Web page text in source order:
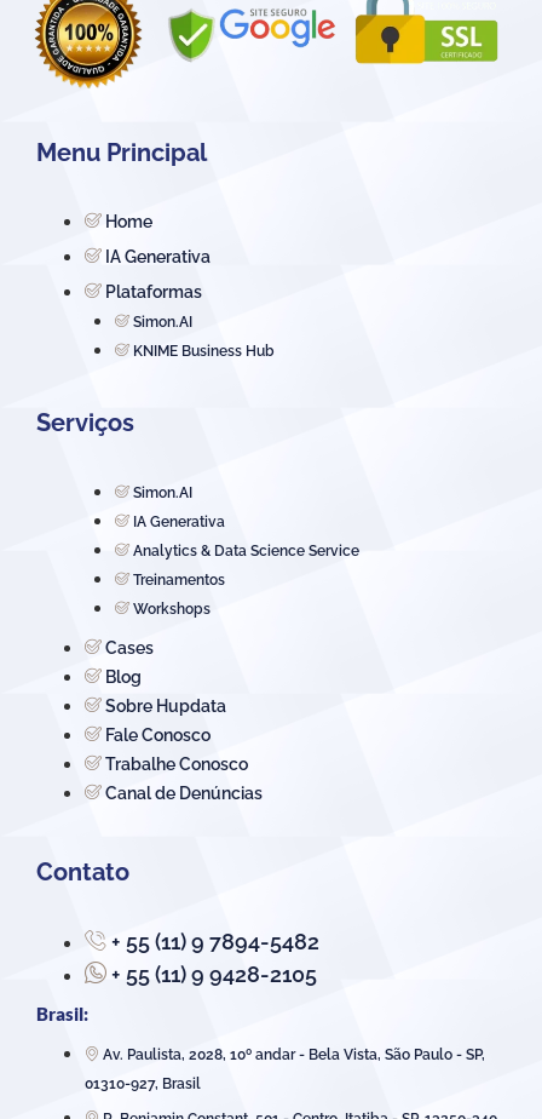
Menu Principal
Home
IA Generativa
Plataformas
Simon.AI
KNIME Business Hub
Serviços
Simon.AI
IA Generativa
Analytics & Data Science Service
Treinamentos
Workshops
Cases
Blog
Sobre Hupdata
Fale Conosco
Trabalhe Conosco
Canal de Denúncias
Contato
+ 55 (11) 9 7894-5482
+ 55 (11) 9 9428-2105
Brasil:
Av. Paulista, 2028, 10º andar - Bela Vista, São Paulo - SP,
01310-927, Brasil